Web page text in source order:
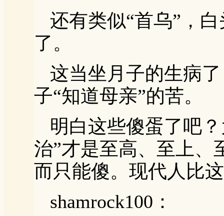
还有类似“首乌”，
了。
这当坐月子的生病
子“知道母亲”的苦。
明白这些傻蛋了吧
治”才是至高、至上、
而只能傻。现代人比
shamrock100：